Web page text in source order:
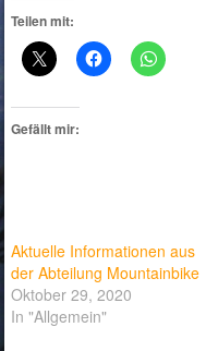
Teilen mit:
Gefällt mir:
Aktuelle Informationen aus
der Abteilung Mountainbike
Oktober 29, 2020
In "Allgemein"